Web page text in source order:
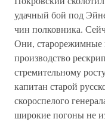
удачный бой под
чин полковника.
Они, старорежимные
производство
стремительному
капитан старой
скороспелого
широкие погоны не